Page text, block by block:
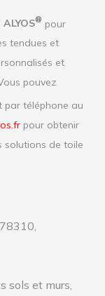
ALYOS® pour
tendues et
et
pouvez
par téléphone au
pour obtenir
solutions de toile
sols et murs,